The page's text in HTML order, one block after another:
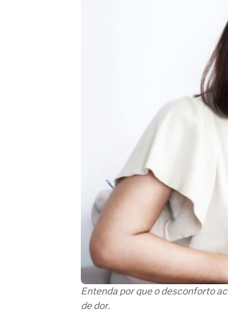
Entenda por que o desconforto
de dor.